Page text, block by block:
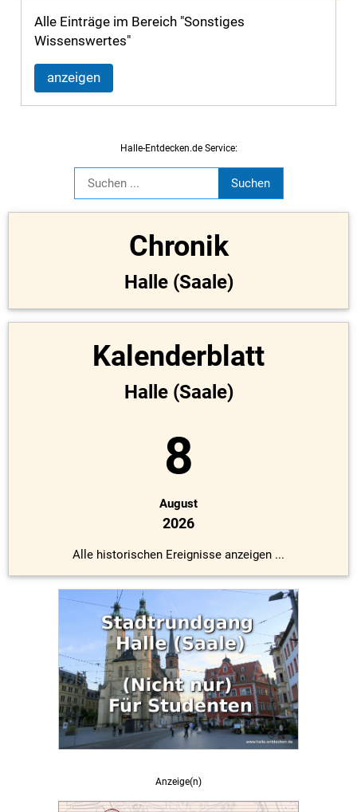
Alle Einträge im Bereich "Sonstiges
Wissenswertes"
anzeigen
Halle-Entdecken.de Service:
Chronik
Halle (Saale)
Kalenderblatt
Halle (Saale)
8
August
2026
Alle historischen Ereignisse anzeigen ...
Anzeige(n)